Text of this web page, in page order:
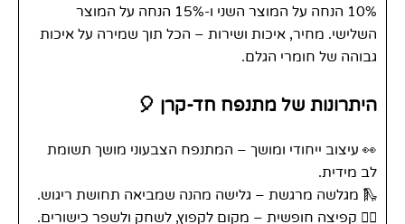
10% הנחה על המוצר השני ו-15% הנחה על המוצר
השלישי. מחיר, איכות ושירות – הכל תוך שמירה על איכות
גבוהה של חומרי הגלם.
היתרונות של מתנפח חד-קרן 🎈
👀 עיצוב ייחודי ומושך – המתנפח הצבעוני מושך תשומת
לב מידית.
🛝 מגלשה מרגשת – גלישה מהנה שמביאה תחושת ריגוש.
🤸‍♀️ קפיצה חופשית – מקום לקפוץ, לשחק ולשפר כישורים.